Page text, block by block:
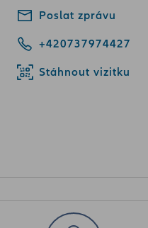
Poslat zprávu
+420737974427
Stáhnout vizitku